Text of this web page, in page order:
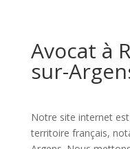
Avocat à
sur-
Notre site internet
territoire français,